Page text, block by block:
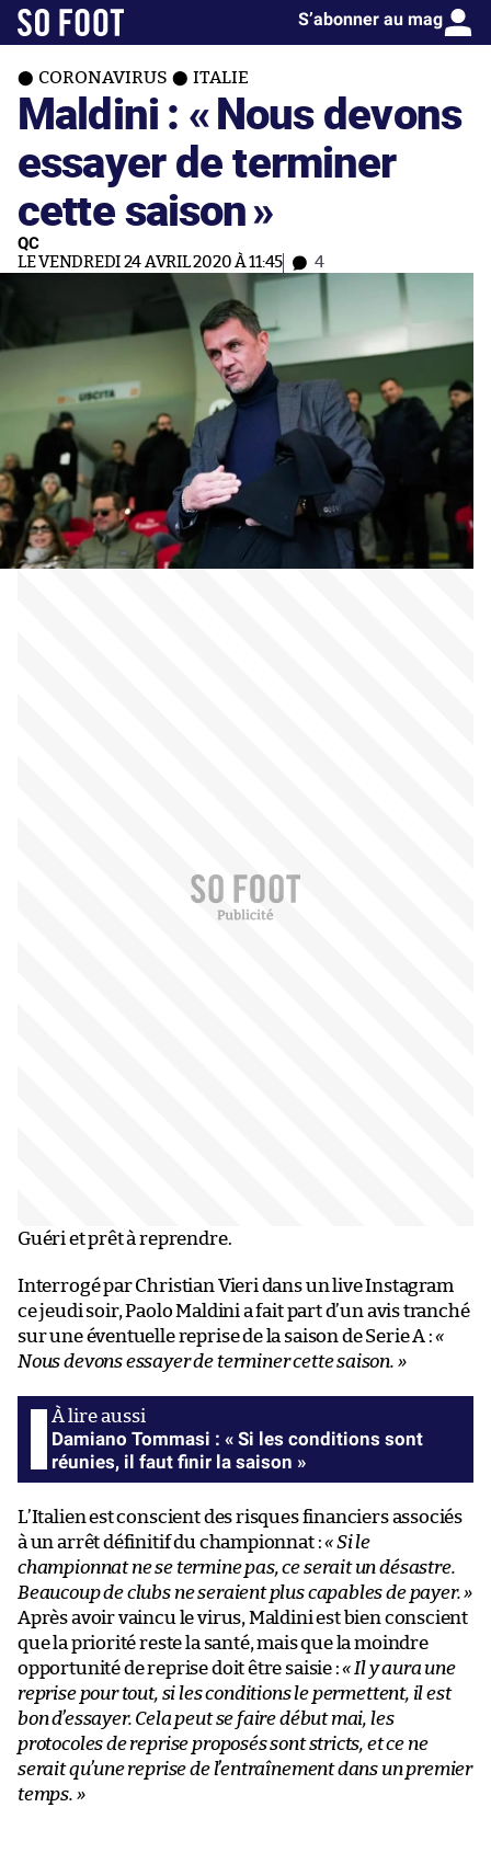
S’abonner au mag
CORONAVIRUS ITALIE
Maldini : «Nous devons
essayer de terminer
cette saison»
QC
LE VENDREDI 24 AVRIL 2020 À 11:45 4
Guéri et prêt à reprendre.
Interrogé par Christian Vieri dans un live Instagram
ce jeudi soir, Paolo Maldini a fait part d’un avis tranché
sur une éventuelle reprise de la saison de Serie A :«
Nous devons essayer de terminer cette saison. »
Damiano Tommasi : « Si les conditions sont
réunies, il faut finir la saison »
L’Italien est conscient des risques financiers associés
à un arrêt définitif du championnat :« Si le
championnat ne se termine pas, ce serait un désastre.
Beaucoup de clubs ne seraient plus capables de payer. »
Après avoir vaincu le virus, Maldini est bien conscient
que la priorité reste la santé, mais que la moindre
opportunité de reprise doit être saisie :« Il y aura une
reprise pour tout, si les conditions le permettent, il est
bon d’essayer. Cela peut se faire début mai, les
protocoles de reprise proposés sont stricts, et ce ne
serait qu’une reprise de l’entraînement dans un premier
temps. »